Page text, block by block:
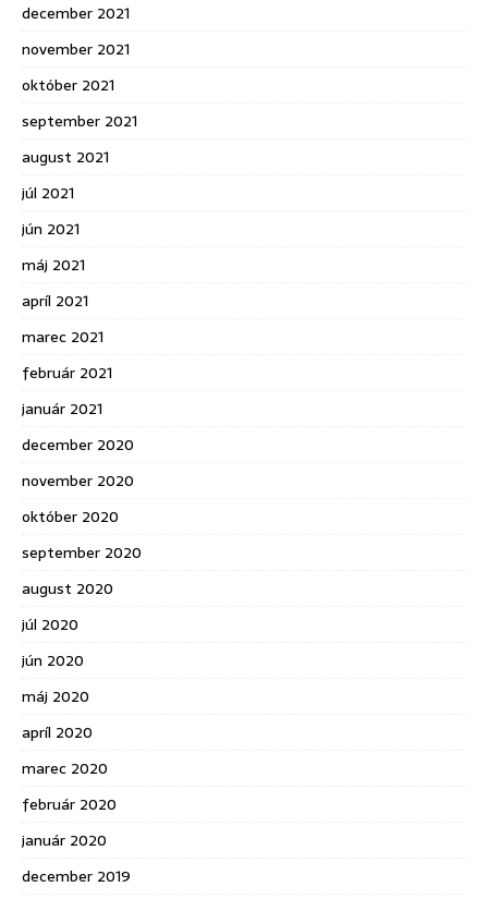
december 2021
november 2021
október 2021
september 2021
august 2021
júl 2021
jún 2021
máj 2021
apríl 2021
marec 2021
február 2021
január 2021
december 2020
november 2020
október 2020
september 2020
august 2020
júl 2020
jún 2020
máj 2020
apríl 2020
marec 2020
február 2020
január 2020
december 2019